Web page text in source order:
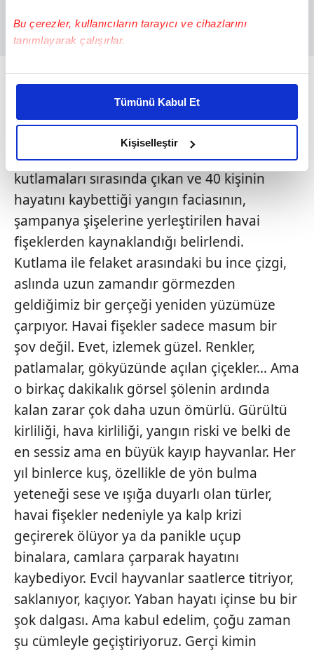
Bu çerezler, kullanıcıların tarayıcı ve cihazlarını
tanımlayarak çalışırlar.
Bu çerezlere izin vermeniz halinde sizlere özel
daha iyi reklam deneyimi yaşatabiliriz. Bunu yaparken
amacımızın size daha iyi bir reklam deneyimi sunmak
olduğunu ve sizlere en iyi içerikleri sunabilmek adına
elimizden gelen çabayı gösterdiğimizi ve bu noktada,
reklamların maliyetlerimizi karşılamak noktasında tek gelir
kalemimiz olduğunu sizlere hatırlatmak isteriz.
Her halükârda, kullanıcılar, bu çerezlere izin vermedikleri
takdirde, kullanıcılara hedefli reklamlar
gösterilmeyecektir."
Sizlere daha iyi bir hizmet sunabilmek için İnternet
Sitemizde kendimize ve üçüncü kişilere ait çerezler
kullanılmaktadır. Bu çerezler vasıtasıyla çeşitli kişisel
verileriniz işlenmekte olup gerekli olan çerezler bilgi
toplumu hizmetlerinin sunulması amacıyla
kullanılmaktadır. Diğer çerezler, sitemizin daha işlevsel
kılınması ve kişiselleştirilmesi ve sizlere yönelik
reklam/pazarlama faaliyetlerinin yapılması, amaçlarıyla
sınırlı olarak açık rızanız dahilinde kullanılacaktır.
Çerezlere ilişkin tercihlerinizi aşağıda yer alan panel
vasıtasıyla belirleyebilirsiniz. Çerezlere ilişkin detaylı bilgi
için Ayarlar butonuna tıklayabilir,Çerez Bilgilendirme
Metnimiziziyaret edebilirsiniz.
6698 sayılı Kişisel Verilerin Korunması Kanunu uyarınca
hazırlanmış Aydınlatma Metnimizi okumak ve sitemizde
ilgili mevzuata uygun olarak kullanılan çerezlerle ilgili bilgi
almak için lütfentıklayınız.
Tümünü Kabul Et
Kişiselleştir
HAVAİ FİŞEKLER YASAKLANMALI MI
YASAKLANMAMALI MI?
Yılbaşı gecesi gökyüzüne bakarken, bir başka
yerde gökyüzü çöktü. İsviçre'de yılbaşı
kutlamaları sırasında çıkan ve 40 kişinin
hayatını kaybettiği yangın faciasının,
şampanya şişelerine yerleştirilen havai
fişeklerden kaynaklandığı belirlendi.
Kutlama ile felaket arasındaki bu ince çizgi,
aslında uzun zamandır görmezden
geldiğimiz bir gerçeği yeniden yüzümüze
çarpıyor. Havai fişekler sadece masum bir
şov değil. Evet, izlemek güzel. Renkler,
patlamalar, gökyüzünde açılan çiçekler… Ama
o birkaç dakikalık görsel şölenin ardında
kalan zarar çok daha uzun ömürlü. Gürültü
kirliliği, hava kirliliği, yangın riski ve belki de
en sessiz ama en büyük kayıp hayvanlar. Her
yıl binlerce kuş, özellikle de yön bulma
yeteneği sese ve ışığa duyarlı olan türler,
havai fişekler nedeniyle ya kalp krizi
geçirerek ölüyor ya da panikle uçup
binalara, camlara çarparak hayatını
kaybediyor. Evcil hayvanlar saatlerce titriyor,
saklanıyor, kaçıyor. Yaban hayatı içinse bu bir
şok dalgası. Ama kabul edelim, çoğu zaman
şu cümleyle geçiştiriyoruz. Gerçi kimin